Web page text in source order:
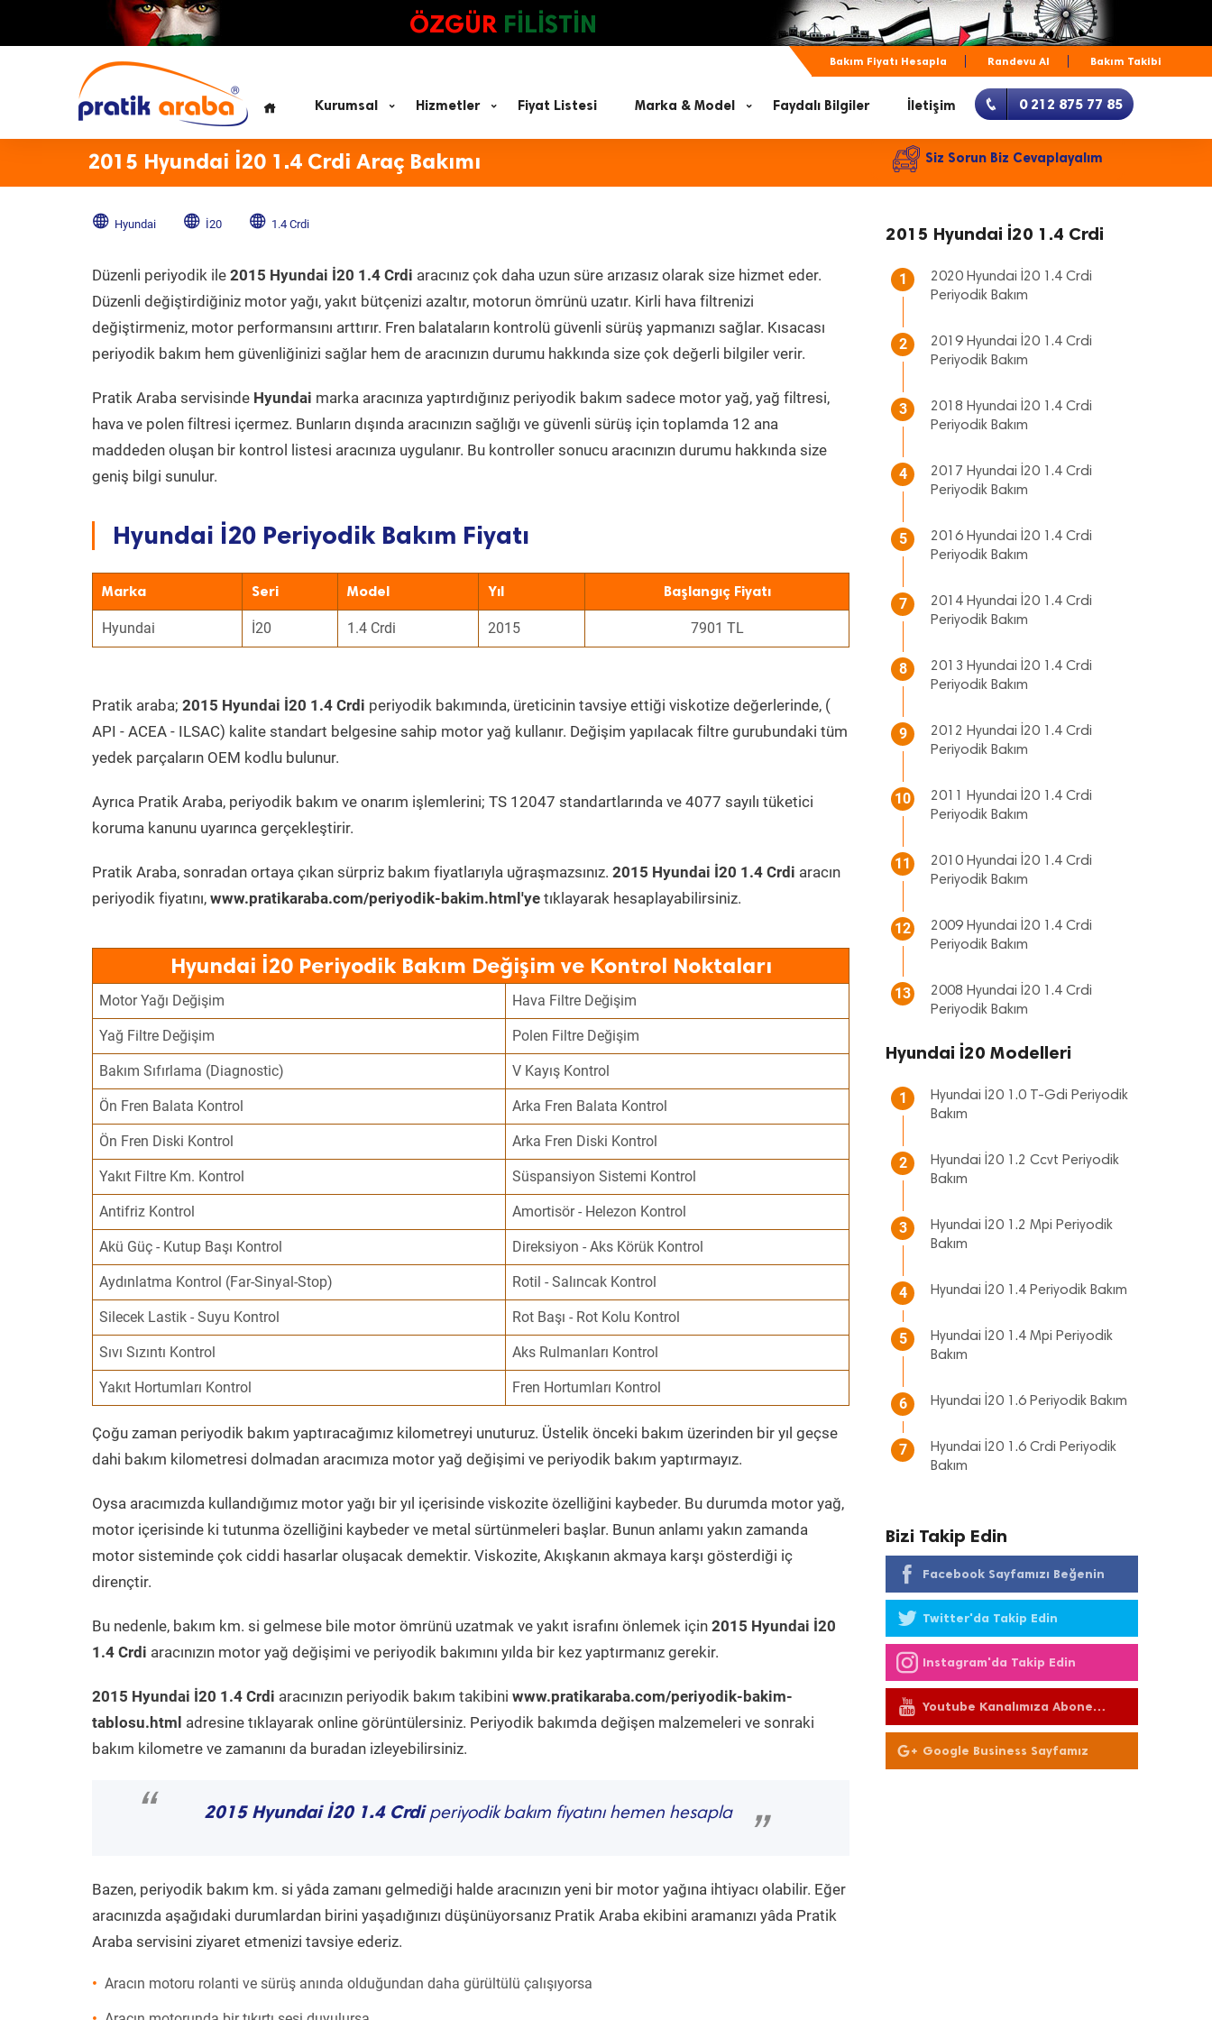
ÖZGÜR FİLİSTİN
Bakım Fiyatı Hesapla Randevu Al Bakım Takibi
Kurumsal Hizmetler Fiyat Listesi Marka & Model Faydalı Bilgiler İletişim 0 212 875 77 85
2015 Hyundai İ20 1.4 Crdi Araç Bakımı Siz Sorun Biz Cevaplayalım
Hyundai İ20 1.4 Crdi
Düzenli periyodik ile 2015 Hyundai İ20 1.4 Crdi aracınız çok daha uzun süre arızasız olarak size hizmet eder.
Düzenli değiştirdiğiniz motor yağı, yakıt bütçenizi azaltır, motorun ömrünü uzatır. Kirli hava filtrenizi
değiştirmeniz, motor performansını arttırır. Fren balataların kontrolü güvenli sürüş yapmanızı sağlar. Kısacası
periyodik bakım hem güvenliğinizi sağlar hem de aracınızın durumu hakkında size çok değerli bilgiler verir.
Pratik Araba servisinde Hyundai marka aracınıza yaptırdığınız periyodik bakım sadece motor yağ, yağ filtresi,
hava ve polen filtresi içermez. Bunların dışında aracınızın sağlığı ve güvenli sürüş için toplamda 12 ana
maddeden oluşan bir kontrol listesi aracınıza uygulanır. Bu kontroller sonucu aracınızın durumu hakkında size
geniş bilgi sunulur.
Hyundai İ20 Periyodik Bakım Fiyatı
Marka Seri Model Yıl Başlangıç Fiyatı
Hyundai İ20 1.4 Crdi 2015 7901 TL
Pratik araba; 2015 Hyundai İ20 1.4 Crdi periyodik bakımında, üreticinin tavsiye ettiği viskotize değerlerinde, (
API - ACEA - ILSAC) kalite standart belgesine sahip motor yağ kullanır. Değişim yapılacak filtre gurubundaki tüm
yedek parçaların OEM kodlu bulunur.
Ayrıca Pratik Araba, periyodik bakım ve onarım işlemlerini; TS 12047 standartlarında ve 4077 sayılı tüketici
koruma kanunu uyarınca gerçekleştirir.
Pratik Araba, sonradan ortaya çıkan sürpriz bakım fiyatlarıyla uğraşmazsınız. 2015 Hyundai İ20 1.4 Crdi aracın
periyodik fiyatını, www.pratikaraba.com/periyodik-bakim.html'ye tıklayarak hesaplayabilirsiniz.
Hyundai İ20 Periyodik Bakım Değişim ve Kontrol Noktaları
Motor Yağı Değişim Hava Filtre Değişim
Yağ Filtre Değişim Polen Filtre Değişim
Bakım Sıfırlama (Diagnostic) V Kayış Kontrol
Ön Fren Balata Kontrol Arka Fren Balata Kontrol
Ön Fren Diski Kontrol Arka Fren Diski Kontrol
Yakıt Filtre Km. Kontrol Süspansiyon Sistemi Kontrol
Antifriz Kontrol Amortisör - Helezon Kontrol
Akü Güç - Kutup Başı Kontrol Direksiyon - Aks Körük Kontrol
Aydınlatma Kontrol (Far-Sinyal-Stop) Rotil - Salıncak Kontrol
Silecek Lastik - Suyu Kontrol Rot Başı - Rot Kolu Kontrol
Sıvı Sızıntı Kontrol Aks Rulmanları Kontrol
Yakıt Hortumları Kontrol Fren Hortumları Kontrol
Çoğu zaman periyodik bakım yaptıracağımız kilometreyi unuturuz. Üstelik önceki bakım üzerinden bir yıl geçse
dahi bakım kilometresi dolmadan aracımıza motor yağ değişimi ve periyodik bakım yaptırmayız.
Oysa aracımızda kullandığımız motor yağı bir yıl içerisinde viskozite özelliğini kaybeder. Bu durumda motor yağ,
motor içerisinde ki tutunma özelliğini kaybeder ve metal sürtünmeleri başlar. Bunun anlamı yakın zamanda
motor sisteminde çok ciddi hasarlar oluşacak demektir. Viskozite, Akışkanın akmaya karşı gösterdiği iç
dirençtir.
Bu nedenle, bakım km. si gelmese bile motor ömrünü uzatmak ve yakıt israfını önlemek için 2015 Hyundai İ20
1.4 Crdi aracınızın motor yağ değişimi ve periyodik bakımını yılda bir kez yaptırmanız gerekir.
2015 Hyundai İ20 1.4 Crdi aracınızın periyodik bakım takibini www.pratikaraba.com/periyodik-bakim-
tablosu.html adresine tıklayarak online görüntülersiniz. Periyodik bakımda değişen malzemeleri ve sonraki
bakım kilometre ve zamanını da buradan izleyebilirsiniz.
“ 2015 Hyundai İ20 1.4 Crdiperiyodik bakım fiyatını hemen hesapla
”
Bazen, periyodik bakım km. si yâda zamanı gelmediği halde aracınızın yeni bir motor yağına ihtiyacı olabilir. Eğer
aracınızda aşağıdaki durumlardan birini yaşadığınızı düşünüyorsanız Pratik Araba ekibini aramanızı yâda Pratik
Araba servisini ziyaret etmenizi tavsiye ederiz.
Aracın motoru rolanti ve sürüş anında olduğundan daha gürültülü çalışıyorsa
2015 Hyundai İ20 1.4 Crdi
1
2020 Hyundai İ20 1.4 Crdi
Periyodik Bakım
2
2019 Hyundai İ20 1.4 Crdi
Periyodik Bakım
3
2018 Hyundai İ20 1.4 Crdi
Periyodik Bakım
4
2017 Hyundai İ20 1.4 Crdi
Periyodik Bakım
5
2016 Hyundai İ20 1.4 Crdi
Periyodik Bakım
7
2014 Hyundai İ20 1.4 Crdi
Periyodik Bakım
8
2013 Hyundai İ20 1.4 Crdi
Periyodik Bakım
9
2012 Hyundai İ20 1.4 Crdi
Periyodik Bakım
10
2011 Hyundai İ20 1.4 Crdi
Periyodik Bakım
11
2010 Hyundai İ20 1.4 Crdi
Periyodik Bakım
12
2009 Hyundai İ20 1.4 Crdi
Periyodik Bakım
13
2008 Hyundai İ20 1.4 Crdi
Periyodik Bakım
Hyundai İ20 Modelleri
1
Hyundai İ20 1.0 T-Gdi Periyodik
Bakım
2
Hyundai İ20 1.2 Ccvt Periyodik
Bakım
3
Hyundai İ20 1.2 Mpi Periyodik
Bakım
4 Hyundai İ20 1.4 Periyodik Bakım
5
Hyundai İ20 1.4 Mpi Periyodik
Bakım
6 Hyundai İ20 1.6 Periyodik Bakım
7
Hyundai İ20 1.6 Crdi Periyodik
Bakım
Bizi Takip Edin
Facebook Sayfamızı Beğenin
Twitter'da Takip Edin
Instagram'da Takip Edin
Youtube Kanalımıza Abone
Olun
Google Business Sayfamız